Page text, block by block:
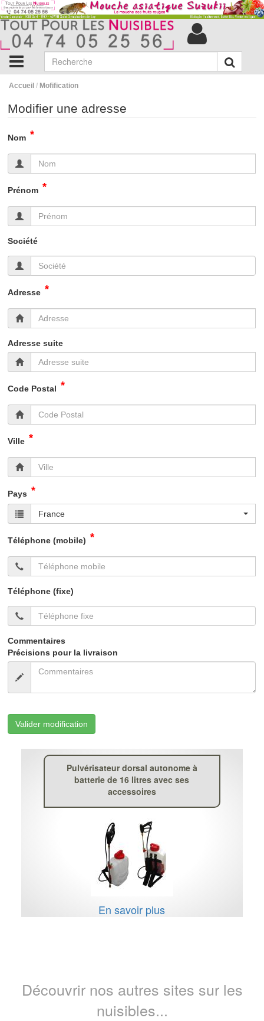
Accueil / Mofification
Modifier une adresse
Nom *
Prénom *
Société
Adresse *
Adresse suite
Code Postal *
Ville *
Pays *
France
Téléphone (mobile) *
Téléphone (fixe)
Commentaires
Précisions pour la livraison
Valider modification
Pulvérisateur dorsal autonome à
batterie de 16 litres avec ses
accessoires
En savoir plus
Découvrir nos autres sites sur les
nuisibles...